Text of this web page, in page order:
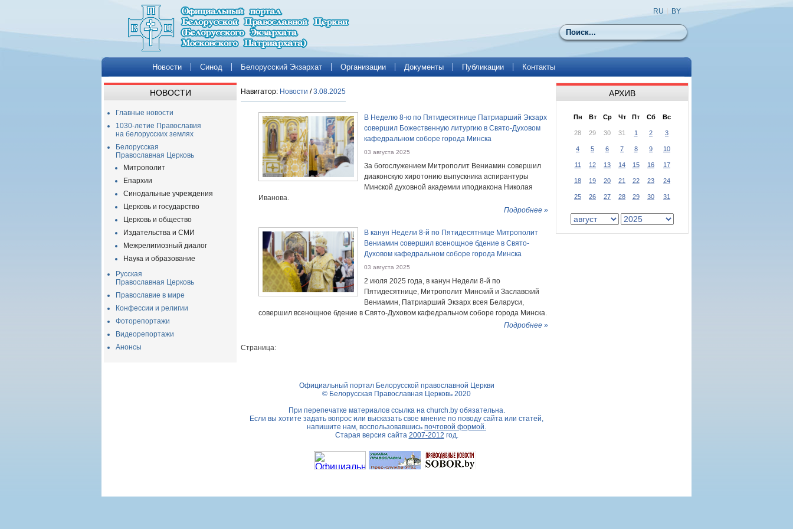
Поиск
RU BY
Новости Синод Белорусский Экзархат Организации Документы Публикации Контакты
НОВОСТИ
Главные новости
1030-летие Православия
на белорусских землях
Белорусская
Православная Церковь
Митрополит
Епархии
Синодальные учреждения
Церковь и государство
Церковь и общество
Издательства и СМИ
Межрелигиозный диалог
Наука и образование
Русская
Православная Церковь
Православие в мире
Конфессии и религии
Фоторепортажи
Видеорепортажи
Анонсы
Навигатор: Новости /3.08.2025
В Неделю 8-ю по Пятидесятнице Патриарший Экзарх
совершил Божественную литургию в Свято-Духовом
кафедральном соборе города Минска
03 августа 2025
За богослужением Митрополит Вениамин совершил
диаконскую хиротонию выпускника аспирантуры
Минской духовной академии иподиакона Николая
Иванова.
Подробнее »
В канун Недели 8-й по Пятидесятнице Митрополит
Вениамин совершил всенощное бдение в Свято-
Духовом кафедральном соборе города Минска
03 августа 2025
2 июля 2025 года, в канун Недели 8-й по
Пятидесятнице, Митрополит Минский и Заславский
Вениамин, Патриарший Экзарх всея Беларуси,
совершил всенощное бдение в Свято-Духовом кафедральном соборе города Минска.
Подробнее »
Страница:
АРХИВ
Пн Вт Ср Чт Пт Сб Вс
28 29 30 31 1 2 3
4 5 6 7 8 9 10
11 12 13 14 15 16 17
18 19 20 21 22 23 24
25 26 27 28 29 30 31
Официальный портал Белорусской православной Церкви
© Белорусская Православная Церковь 2020
При перепечатке материалов ссылка на church.byобязательна.
Если вы хотите задать вопрос или высказать свое мнение по поводу сайта или статей,
напишите нам, воспользовавшись почтовой формой.
Старая версия сайта 2007-2012 год.